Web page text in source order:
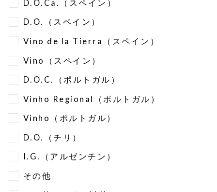
D.O.Ca.（スペイン）
D.O.（スペイン）
Vino de la Tierra（スペイン）
Vino（スペイン）
D.O.C.（ポルトガル）
Vinho Regional（ポルトガル）
Vinho（ポルトガル）
D.O.（チリ）
I.G.（アルゼンチン）
その他